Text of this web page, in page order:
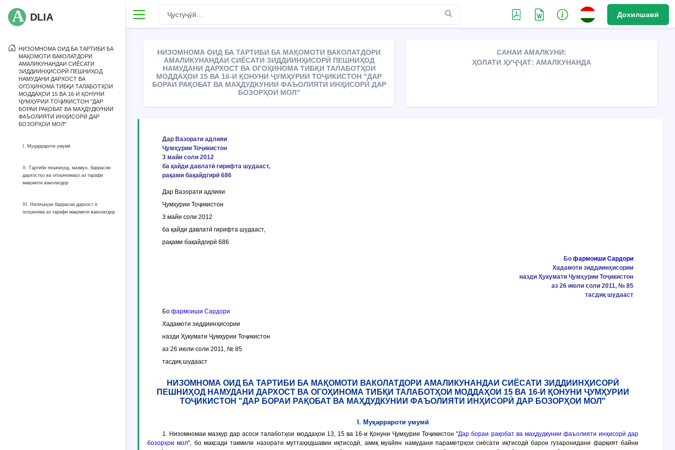
Дохилшавӣ
DLIA
НИЗОМНОМА ОИД БА ТАРТИБИ БА
МАҚОМОТИ ВАКОЛАТДОРИ
АМАЛИКУНАНДАИ СИЁСАТИ
ЗИДДИИНҲИСОРӢ ПЕШНИҲОД
НАМУДАНИ ДАРХОСТ ВА
ОГОҲИНОМА ТИБҚИ ТАЛАБОТҲОИ
МОДДАҲОИ 15 ВА 16-И ҚОНУНИ
ҶУМҲУРИИ ТОҶИКИСТОН "ДАР
БОРАИ РАҚОБАТ ВА МАҲДУДКУНИИ
ФАЪОЛИЯТИ ИНҲИСОРӢ ДАР
БОЗОРҲОИ МОЛ"
I. Муқаррароти умумӣ
II. Тартиби пешниҳод, мазмун, баррасии
дархостҳо ва огоҳиномаҳо аз тарафи
мақомоти ваколатдор
III. Натиҷаҳои баррасии дархост ё
огоҳинома аз тарафи мақомоти ваколатдор
НИЗОМНОМА ОИД БА ТАРТИБИ БА МАҚОМОТИ ВАКОЛАТДОРИ
АМАЛИКУНАНДАИ СИЁСАТИ ЗИДДИИНҲИСОРӢ ПЕШНИҲОД
НАМУДАНИ ДАРХОСТ ВА ОГОҲИНОМА ТИБҚИ ТАЛАБОТҲОИ
МОДДАҲОИ 15 ВА 16-И ҚОНУНИ ҶУМҲУРИИ ТОҶИКИСТОН "ДАР
БОРАИ РАҚОБАТ ВА МАҲДУДКУНИИ ФАЪОЛИЯТИ ИНҲИСОРӢ ДАР
БОЗОРҲОИ МОЛ"
САНАИ АМАЛКУНИ:
ҲОЛАТИ ҲУҶҶАТ: АМАЛКУНАНДА
Дар Вазорати адлияи
Ҷумҳурии Тоҷикистон
3 майи соли 2012
ба қайди давлатӣ гирифта шудааст,
рақами бақайдгирӣ 686
Дар Вазорати адлияи
Ҷумҳурии Тоҷикистон
3 майи соли 2012
ба қайди давлатӣ гирифта шудааст,
рақами бақайдгирӣ 686
Бо фармоиши Сардори
Хадамоти зиддиинҳисории
назди Ҳукумати Ҷумҳурии Тоҷикистон
аз 26 июли соли 2011, № 85
тасдиқ шудааст
Бо фармоиши Сардори
Хадамоти зиддиинҳисории
назди Ҳукумати Ҷумҳурии Тоҷикистон
аз 26 июли соли 2011, № 85
тасдиқ шудааст
НИЗОМНОМА ОИД БА ТАРТИБИ БА МАҚОМОТИ ВАКОЛАТДОРИ АМАЛИКУНАНДАИ СИЁСАТИ ЗИДДИИНҲИСОРӢ
ПЕШНИҲОД НАМУДАНИ ДАРХОСТ ВА ОГОҲИНОМА ТИБҚИ ТАЛАБОТҲОИ МОДДАҲОИ 15 ВА 16-И ҚОНУНИ ҶУМҲУРИИ
ТОҶИКИСТОН "ДАР БОРАИ РАҚОБАТ ВА МАҲДУДКУНИИ ФАЪОЛИЯТИ ИНҲИСОРӢ ДАР БОЗОРҲОИ МОЛ"
I. Муқаррароти умумӣ
1. Низомномаи мазкур дар асоси талаботҳои моддаҳои 13, 15 ва 16-и Қонуни Ҷумҳурии Тоҷикистон "Дар бораи рақобат ва маҳдудкунии фаъолияти инҳисорӣ дар
бозорҳои мол", бо мақсади такмили назорати муттаҳидшавии иқтисодӣ, амиқ муайян намудани параметрҳои сиёсати иқтисодӣ барои гузаронидани фарқият байни